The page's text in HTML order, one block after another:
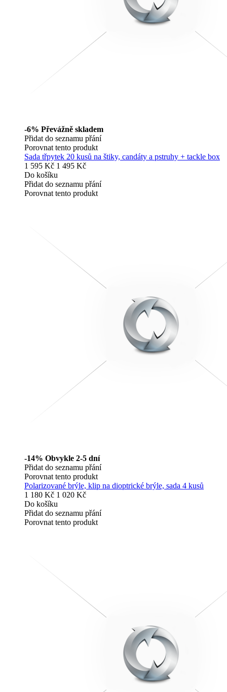
-6% Převážně skladem
Přidat do seznamu přání
Porovnat tento produkt
Sada třpytek 20 kusů na štiky, candáty a pstruhy + tackle box
1 595 Kč 1 495 Kč
Do košíku
Přidat do seznamu přání
Porovnat tento produkt
-14% Obvykle 2-5 dní
Přidat do seznamu přání
Porovnat tento produkt
Polarizované brýle, klip na dioptrické brýle, sada 4 kusů
1 180 Kč 1 020 Kč
Do košíku
Přidat do seznamu přání
Porovnat tento produkt